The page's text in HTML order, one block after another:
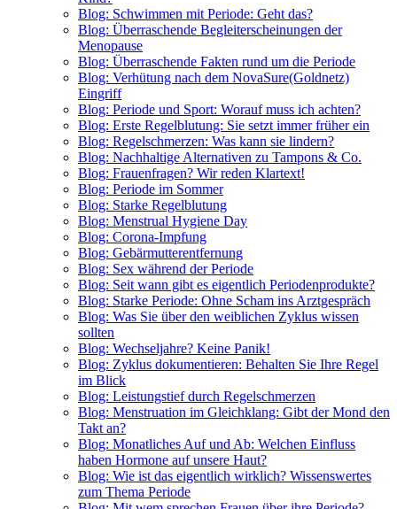
Blog: Schwimmen mit Periode: Geht das?
Blog: Überraschende Begleiterscheinungen der
Menopause
Blog: Überraschende Fakten rund um die Periode
Blog: Verhütung nach dem NovaSure(Goldnetz)
Eingriff
Blog: Periode und Sport: Worauf muss ich achten?
Blog: Erste Regelblutung: Sie setzt immer früher ein
Blog: Regelschmerzen: Was kann sie lindern?
Blog: Nachhaltige Alternativen zu Tampons & Co.
Blog: Frauenfragen? Wir reden Klartext!
Blog: Periode im Sommer
Blog: Starke Regelblutung
Blog: Menstrual Hygiene Day
Blog: Corona-Impfung
Blog: Gebärmutterentfernung
Blog: Sex während der Periode
Blog: Seit wann gibt es eigentlich Periodenprodukte?
Blog: Starke Periode: Ohne Scham ins Arztgespräch
Blog: Was Sie über den weiblichen Zyklus wissen
sollten
Blog: Wechseljahre? Keine Panik!
Blog: Zyklus dokumentieren: Behalten Sie Ihre Regel
im Blick
Blog: Leistungstief durch Regelschmerzen
Blog: Menstruation im Gleichklang: Gibt der Mond den
Takt an?
Blog: Monatliches Auf und Ab: Welchen Einfluss
haben Hormone auf unsere Haut?
Blog: Wie ist das eigentlich wirklich? Wissenswertes
zum Thema Periode